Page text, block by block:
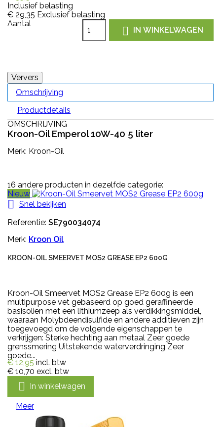
Inclusief belasting
€ 29,35 Exclusief belasting
Aantal
 IN WINKELWAGEN
Omschrijving
Productdetails
OMSCHRIJVING
Kroon-Oil Emperol 10W-40 5 liter
Merk: Kroon-Oil
16 andere producten in dezelfde categorie:
Nieuw

Snel bekijken
Referentie: SE790034074
Merk: Kroon Oil
KROON-OIL SMEERVET MOS2 GREASE EP2 600G
Kroon-Oil Smeervet MOS2 Grease EP2 600g is een
multipurpose vet gebaseerd op goed geraffineerde
basisoliën met een lithiumzeep als verdikkingsmiddel,
waaraan Molybdeendisulfide en andere additieven zijn
toegevoegd om de volgende eigenschappen te
verkrijgen: Sterke hechting aan metaal Zeer goede
grenssmering Uitstekende waterverdringing Zeer
goede...
€ 12,95 incl. btw
€ 10,70 excl. btw
 In winkelwagen
Meer